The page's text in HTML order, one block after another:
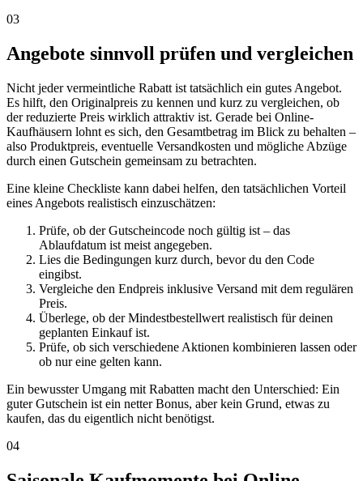
03
Angebote sinnvoll prüfen und vergleichen
Nicht jeder vermeintliche Rabatt ist tatsächlich ein gutes Angebot.
Es hilft, den Originalpreis zu kennen und kurz zu vergleichen, ob
der reduzierte Preis wirklich attraktiv ist. Gerade bei Online-
Kaufhäusern lohnt es sich, den Gesamtbetrag im Blick zu behalten –
also Produktpreis, eventuelle Versandkosten und mögliche Abzüge
durch einen Gutschein gemeinsam zu betrachten.
Eine kleine Checkliste kann dabei helfen, den tatsächlichen Vorteil
eines Angebots realistisch einzuschätzen:
Prüfe, ob der Gutscheincode noch gültig ist – das
Ablaufdatum ist meist angegeben.
Lies die Bedingungen kurz durch, bevor du den Code
eingibst.
Vergleiche den Endpreis inklusive Versand mit dem regulären
Preis.
Überlege, ob der Mindestbestellwert realistisch für deinen
geplanten Einkauf ist.
Prüfe, ob sich verschiedene Aktionen kombinieren lassen oder
ob nur eine gelten kann.
Ein bewusster Umgang mit Rabatten macht den Unterschied: Ein
guter Gutschein ist ein netter Bonus, aber kein Grund, etwas zu
kaufen, das du eigentlich nicht benötigst.
04